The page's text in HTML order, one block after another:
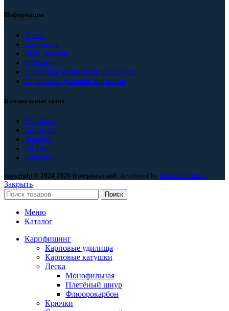
Информация
О нас
Контакты
Мой аккаунт
Избранное
Политика конфиденциальности
Правила и условия магазина
В социальных сетях
Facebook
Instagram
Youtube
TikTok
LinkedId
copyright © 2024-2026 fratepescar.md | developed by Mandarin Studio.
Закрыть
Поиск
Меню
Каталог
Карпфишинг
Карповые удилища
Карповые катушки
Леска
Монофильная
Плетёный шнур
Флюорокарбон
Крючки